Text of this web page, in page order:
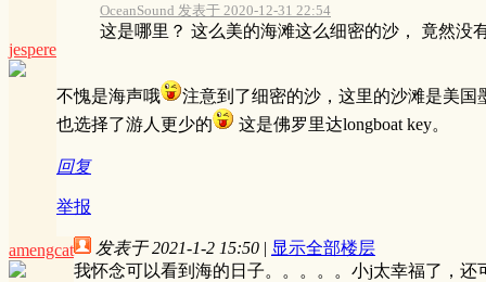
jespere
OceanSound 发表于 2020-12-31 22:54
这是哪里？ 这么美的海滩这么细密的沙， 竟然
不愧是海声哦
注意到了细密的沙，这里的沙滩是美
也选择了游人更少的
这是佛罗里达longboat key。
回复
举报
amengcat 发表于 2021-1-2 15:50 | 显示全部楼层
我怀念可以看到海的日子。。。。。小j太幸福了，还